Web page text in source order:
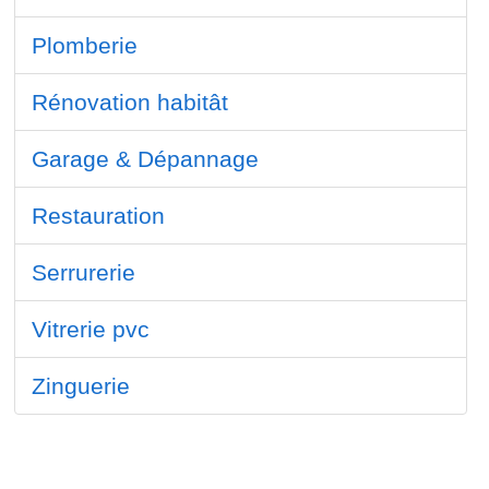
Plomberie
Rénovation habitât
Garage & Dépannage
Restauration
Serrurerie
Vitrerie pvc
Zinguerie